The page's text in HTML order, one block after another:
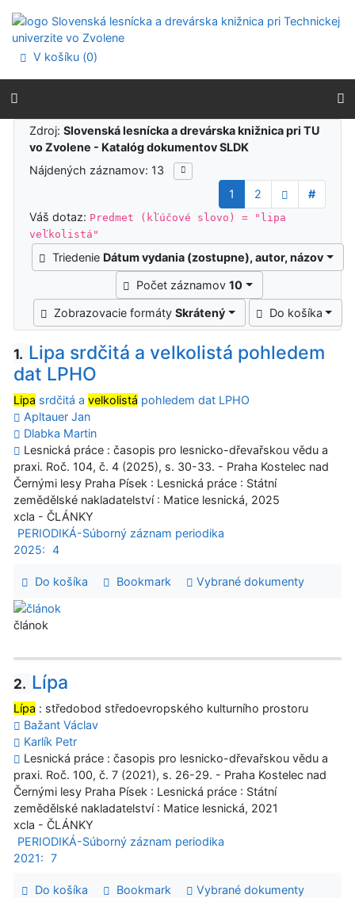
Prejsť na menu
Prehlásenie o webovej prístupnosti
V košíku (0)
Výsledky vyhľadávania
Zdroj:Slovenská lesnícka a drevárska knižnica pri TU
vo Zvolene - Katalóg dokumentov SLDK
Nájdených záznamov: 13
1
2
#
Váš dotaz: Predmet (kľúčové slovo) = "lipa
veľkolistá"
Triedenie Dátum vydania (zostupne), autor, názov
Počet záznamov10
Zobrazovacie formátySkrátený Do košíka
1. Lipa srdčitá a velkolistá pohledem
dat LPHO
Lipa srdčitá a velkolistá pohledem dat LPHO
Apltauer Jan
Dlabka Martin
Lesnická práce : časopis pro lesnicko-dřevařskou vědu a
praxi. Roč. 104, č. 4 (2025), s. 30-33. - Praha Kostelec nad
Černými lesy Praha Písek : Lesnická práce : Státní
zemědělské nakladatelství : Matice lesnická, 2025
xcla - ČLÁNKY
PERIODIKÁ-Súborný záznam periodika
2025: 4
Do košíka Bookmark Vybrané dokumenty
článok
2. Lípa
Lípa : středobod středoevropského kulturního prostoru
Bažant Václav
Karlík Petr
Lesnická práce : časopis pro lesnicko-dřevařskou vědu a
praxi. Roč. 100, č. 7 (2021), s. 26-29. - Praha Kostelec nad
Černými lesy Praha Písek : Lesnická práce : Státní
zemědělské nakladatelství : Matice lesnická, 2021
xcla - ČLÁNKY
PERIODIKÁ-Súborný záznam periodika
2021: 7
Do košíka Bookmark Vybrané dokumenty